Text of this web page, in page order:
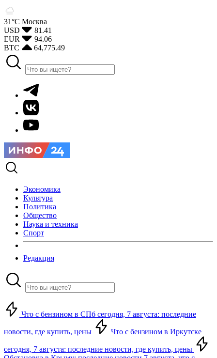
31°С Москва
USD
81.41
EUR
94.06
BTC
64,775.49
Экономика
Культура
Политика
Общество
Наука и техника
Спорт
Редакция
Что с бензином в СПб сегодня, 7 августа: последние
новости, где купить, цены Что с бензином в Иркутске
сегодня, 7 августа: последние новости, где купить, цены